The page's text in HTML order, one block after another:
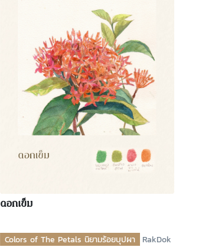
ดอกเข็ม
Colors of The Petals นิยามร้อยบุปผา RakDok